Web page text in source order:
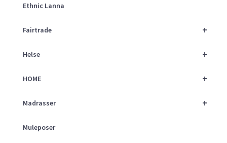
Ethnic Lanna
+
Fairtrade
+
Helse
+
HOME
+
Madrasser
Muleposer